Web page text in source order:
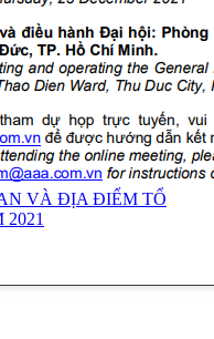
VÀ ĐỊA ĐIỂM TỔ